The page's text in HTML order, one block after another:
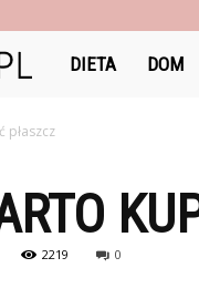
DlaKobiet24.pl
DIETA DOM
płaszcz
2219 0